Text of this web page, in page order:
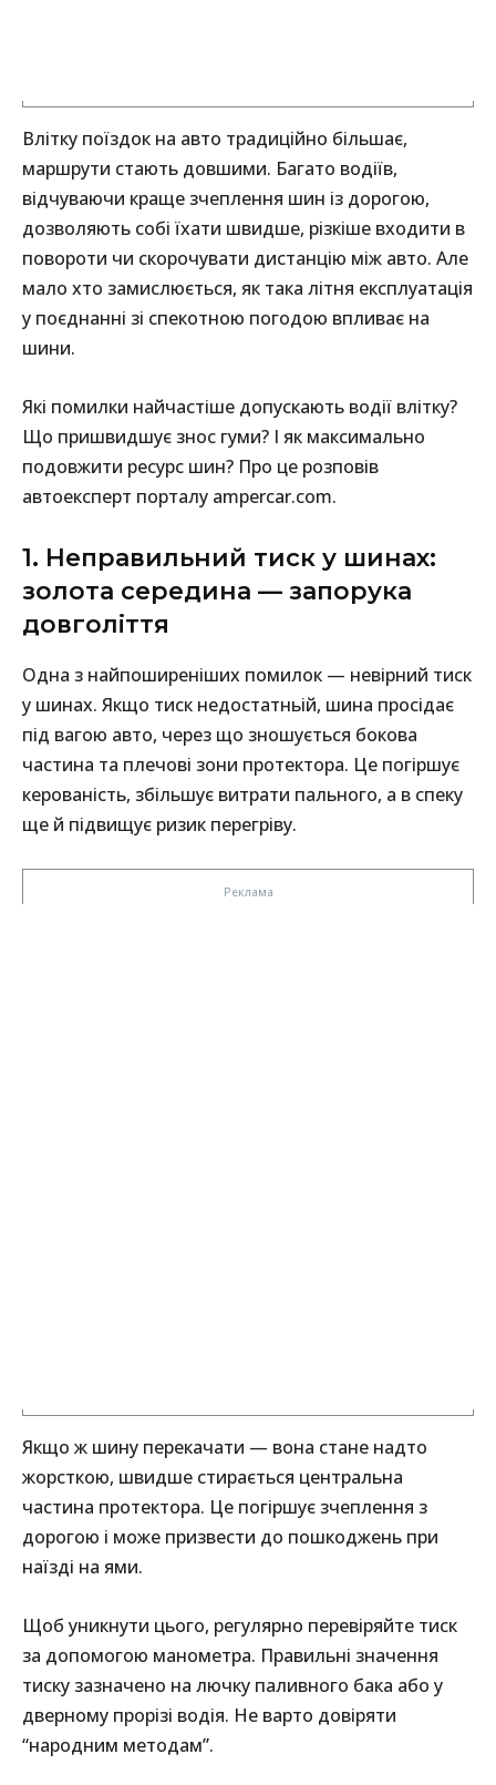
Влітку поїздок на авто традиційно більшає,
маршрути стають довшими. Багато водіїв,
відчуваючи краще зчеплення шин із дорогою,
дозволяють собі їхати швидше, різкіше входити в
повороти чи скорочувати дистанцію між авто. Але
мало хто замислюється, як така літня експлуатація
у поєднанні зі спекотною погодою впливає на
шини.
Які помилки найчастіше допускають водії влітку?
Що пришвидшує знос гуми? І як максимально
подовжити ресурс шин? Про це розповів
автоексперт порталу ampercar.com.
1. Неправильний тиск у шинах:
золота середина — запорука
довголіття
Одна з найпоширеніших помилок — невірний тиск
у шинах. Якщо тиск недостатньій, шина просідає
під вагою авто, через що зношується бокова
частина та плечові зони протектора. Це погіршує
керованість, збільшує витрати пального, а в спеку
ще й підвищує ризик перегріву.
Якщо ж шину перекачати — вона стане надто
жорсткою, швидше стирається центральна
частина протектора. Це погіршує зчеплення з
дорогою і може призвести до пошкоджень при
наїзді на ями.
Щоб уникнути цього, регулярно перевіряйте тиск
за допомогою манометра. Правильні значення
тиску зазначено на лючку паливного бака або у
дверному прорізі водія. Не варто довіряти
“народним методам”.